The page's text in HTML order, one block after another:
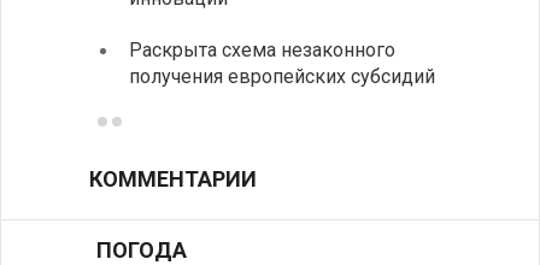
Раскрыта схема незаконного
получения европейских субсидий
КОММЕНТАРИИ
ПОГОДА